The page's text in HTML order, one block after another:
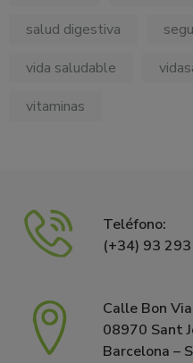
salud digestiva
vida saludable
vitaminas
Teléfono:
(+34) 93
Calle Bon
08970 Sant
Barcelona –